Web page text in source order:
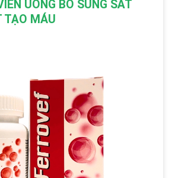
UỐNG BỔ SUNG SẮT
TẠO MÁU